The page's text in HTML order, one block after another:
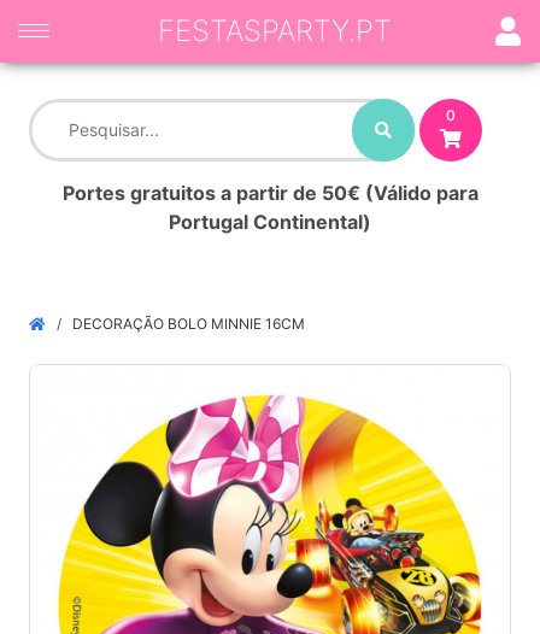
0
Portes gratuitos a partir de 50€ (Válido para
Portugal Continental)
FESTASPARTY.PT
DECORAÇÃO BOLO MINNIE 16CM